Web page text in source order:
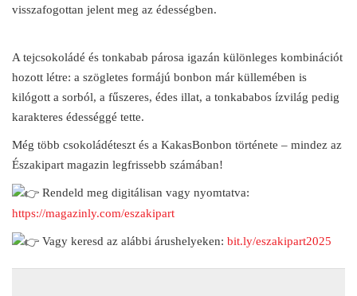
visszafogottan jelent meg az édességben.
A tejcsokoládé és tonkabab párosa igazán különleges kombinációt
hozott létre: a szögletes formájú bonbon már küllemében is
kilógott a sorból, a fűszeres, édes illat, a tonkababos ízvilág pedig
karakteres édességgé tette.
Még több csokoládéteszt és a KakasBonbon története – mindez az
Északipart magazin legfrissebb számában!
Rendeld meg digitálisan vagy nyomtatva:
https://magazinly.com/eszakipart
Vagy keresd az alábbi árushelyeken: bit.ly/eszakipart2025